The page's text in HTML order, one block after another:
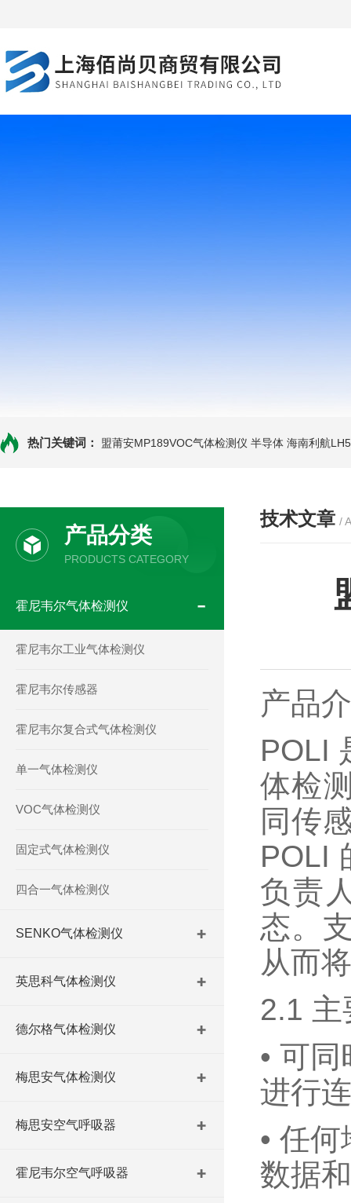
热门关键词： 盟莆安MP189VOC气体检测仪 半导体 海南利航
产品分类
PRODUCTS CATEGORY
霍尼韦尔气体检测仪
霍尼韦尔工业气体检测仪
霍尼韦尔传感器
霍尼韦尔复合式气体检测仪
单一气体检测仪
VOC气体检测仪
固定式气体检测仪
四合一气体检测仪
SENKO气体检测仪
英思科气体检测仪
德尔格气体检测仪
梅思安气体检测仪
梅思安空气呼吸器
霍尼韦尔空气呼吸器
技术文章 /
产品
POLI
体检
同传
POLI
负责
态。
从而
2.1 主
• 可
进行
• 任
数据